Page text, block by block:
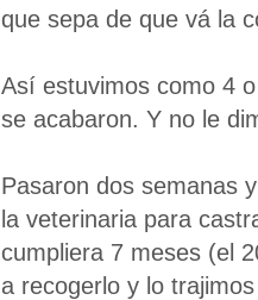
que sepa de que vá la
Así estuvimos como 4
se acabaron. Y no le
Pasaron dos semanas
la veterinaria para
cumpliera 7 meses (el
a recogerlo y lo